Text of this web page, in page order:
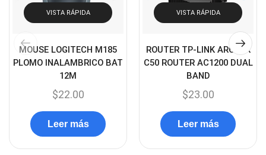
Cámaras de Red (67)
Canon (23)
Capturadora de video
Cargador de pila
Cargadores (49)
Case Gamers (12)
VISTA RÁPIDA
MOUSE LOGITECH M185
PLOMO INALAMBRICO BAT
12M
$22.00
Leer más
VISTA RÁPIDA
ROUTER TP-LINK ARCHER
C50 ROUTER AC1200 DUAL
BAND
$23.00
Leer más